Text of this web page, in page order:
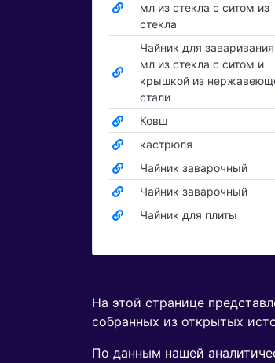
мл из стекла c ситом из
стекла
Чайник для
мл из стекла с ситом и
крышкой из
стали
Ковш
кастрюля
Чайник заварочный
Чайник заварочный
Чайник для плиты
На этой странице
собранных из открытых
По данным нашей